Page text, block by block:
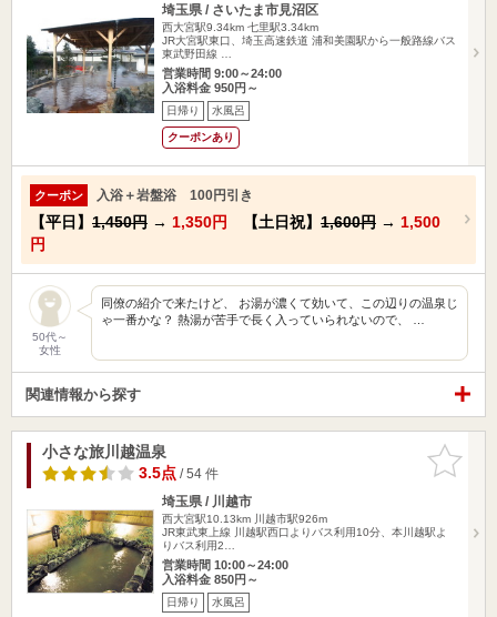
埼玉県 / さいたま市見沼区
西大宮駅9.34km 七里駅3.34km
JR大宮駅東口、埼玉高速鉄道 浦和美園駅から一般路線バス
東武野田線 …
営業時間 9:00～24:00
入浴料金 950円～
日帰り 水風呂
クーポンあり
クーポン 入浴＋岩盤浴 100円引き
【平日】 1,450円 → 1,350円 【土日祝】 1,600円 → 1,500
円
50代～
女性
同僚の紹介で来たけど、 お湯が濃くて効いて、この辺りの温泉じ
ゃ一番かな？ 熱湯が苦手で長く入っていられないので、 …
関連情報から探す
お気に入
りに追加
小さな旅川越温泉
3.5点/ 54 件
埼玉県 / 川越市
西大宮駅10.13km
川越市駅926m
JR東武東上線 川越駅西口よりバス利用10分、本川越駅よ
りバス利用2…
営業時間 10:00～24:00
入浴料金 850円～
日帰り 水風呂